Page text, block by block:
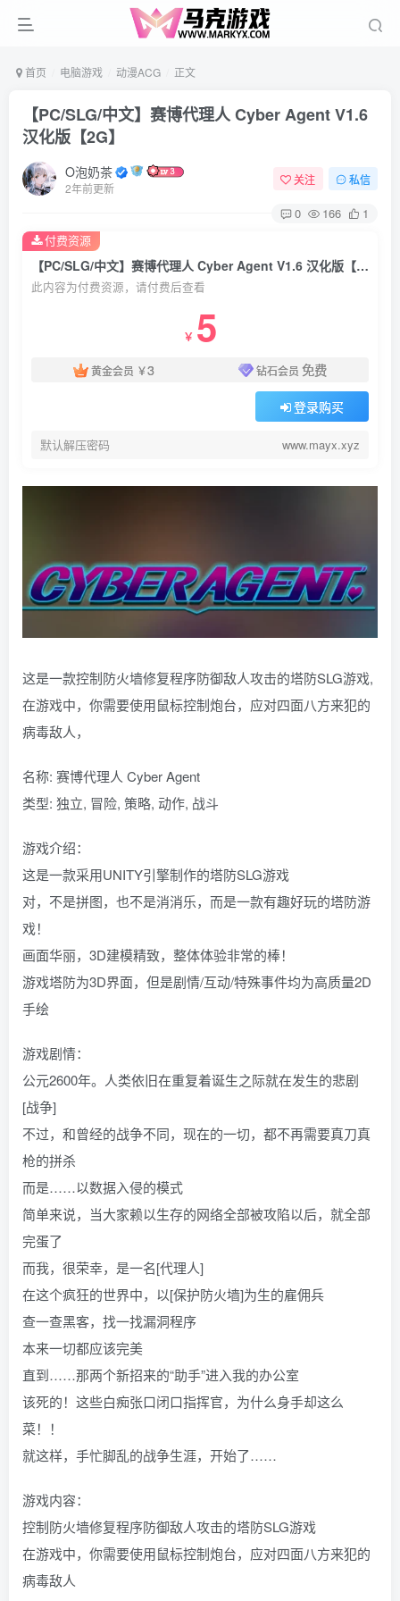
首页 电脑游戏 动漫ACG 正文
【PC/SLG/中文】赛博代理人 Cyber Agent V1.6
汉化版【2G】
O泡奶茶
2年前更新
关注 私信
0 166 1
【PC/SLG/中文】赛博代理人 Cyber Agent V1.6 汉化版【2G】
此内容为付费资源，请付费后查看
￥ 5
黄金会员 ￥3 钻石会员 免费
登录购买
默认解压密码 www.mayx.xyz
付费资源
这是一款控制防火墙修复程序防御敌人攻击的塔防SLG游戏,
在游戏中，你需要使用鼠标控制炮台，应对四面八方来犯的
病毒敌人，
名称: 赛博代理人 Cyber Agent
类型: 独立, 冒险, 策略, 动作, 战斗
游戏介绍：
这是一款采用UNITY引擎制作的塔防SLG游戏
对，不是拼图，也不是消消乐，而是一款有趣好玩的塔防游
戏！
画面华丽，3D建模精致，整体体验非常的棒！
游戏塔防为3D界面，但是剧情/互动/特殊事件均为高质量2D
手绘
游戏剧情：
公元2600年。人类依旧在重复着诞生之际就在发生的悲剧
[战争]
不过，和曾经的战争不同，现在的一切，都不再需要真刀真
枪的拼杀
而是……以数据入侵的模式
简单来说，当大家赖以生存的网络全部被攻陷以后，就全部
完蛋了
而我，很荣幸，是一名[代理人]
在这个疯狂的世界中，以[保护防火墙]为生的雇佣兵
查一查黑客，找一找漏洞程序
本来一切都应该完美
直到……那两个新招来的“助手”进入我的办公室
该死的！这些白痴张口闭口指挥官，为什么身手却这么
菜！！
就这样，手忙脚乱的战争生涯，开始了……
游戏内容：
控制防火墙修复程序防御敌人攻击的塔防SLG游戏
在游戏中，你需要使用鼠标控制炮台，应对四面八方来犯的
病毒敌人